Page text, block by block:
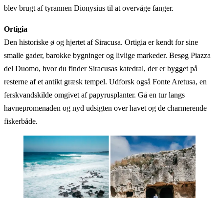
blev brugt af tyrannen Dionysius til at overvåge fanger.
Ortigia
Den historiske ø og hjertet af Siracusa. Ortigia er kendt for sine
smalle gader, barokke bygninger og livlige markeder. Besøg Piazza
del Duomo, hvor du finder Siracusas katedral, der er bygget på
resterne af et antikt græsk tempel. Udforsk også Fonte Aretusa, en
ferskvandskilde omgivet af papyrusplanter. Gå en tur langs
havnepromenaden og nyd udsigten over havet og de charmerende
fiskerbåde.